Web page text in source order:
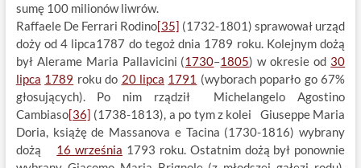
sumę 100 milionów liwrów.
Raffaele De Ferrari Rodino[35] (1732-1801) sprawował urząd
doży od 4 lipca1787 do tegoż dnia 1789 roku. Kolejnym dożą
był Alerame Maria Pallavicini (1730–1805) w okresie od 30
lipca 1789 roku do 20 lipca 1791 (wyborach poparło go 67%
głosujących). Po nim rządził Michelangelo Agostino
Cambiaso[36] (1738-1813), a po tym z kolei Giuseppe Maria
Doria, książę de Massanova e Tacina (1730-1816) wybrany
dożą 16 września 1793 roku. Ostatnim dożą był ponownie